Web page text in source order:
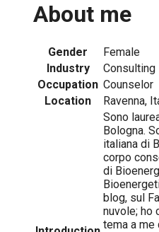
About me
Gender
Female
Industry
Consulting
Occupation Counselor
Location
Ravenna,
Sono
Bologna.
italiana di
corpo
di
blog, sul
nuvole; ho
tema a